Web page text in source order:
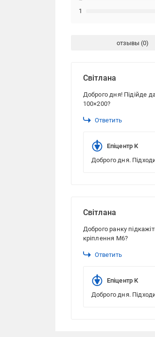
1
отзывы
Світлана
Доброго дня! Підійде
100×200?
Ответить
Епіцентр К
Доброго дня.
Світлана
Доброго ранку
кріплення М6?
Ответить
Епіцентр К
Доброго дня.